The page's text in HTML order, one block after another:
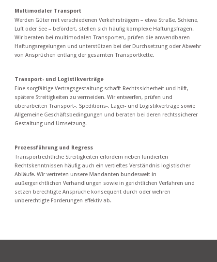
Multimodaler Transport
Werden Güter mit verschiedenen Verkehrsträgern – etwa Straße, Schiene,
Luft oder See – befördert, stellen sich häufig komplexe Haftungsfragen.
Wir beraten bei multimodalen Transporten, prüfen die anwendbaren
Haftungsregelungen und unterstützen bei der Durchsetzung oder Abwehr
von Ansprüchen entlang der gesamten Transportkette.
Transport- und Logistikverträge
Eine sorgfältige Vertragsgestaltung schafft Rechtssicherheit und hilft,
spätere Streitigkeiten zu vermeiden. Wir entwerfen, prüfen und
überarbeiten Transport-, Speditions-, Lager- und Logistikverträge sowie
Allgemeine Geschäftsbedingungen und beraten bei deren rechtssicherer
Gestaltung und Umsetzung.
Prozessführung und Regress
Transportrechtliche Streitigkeiten erfordern neben fundierten
Rechtskenntnissen häufig auch ein vertieftes Verständnis logistischer
Abläufe. Wir vertreten unsere Mandanten bundesweit in
außergerichtlichen Verhandlungen sowie in gerichtlichen Verfahren und
setzen berechtigte Ansprüche konsequent durch oder wehren
unberechtigte Forderungen effektiv ab.